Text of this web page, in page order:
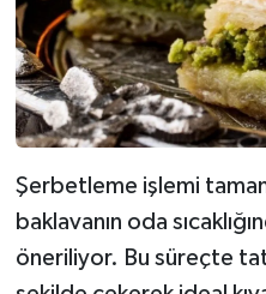
Şerbetleme işlemi
baklavanın oda
öneriliyor. Bu süreçte